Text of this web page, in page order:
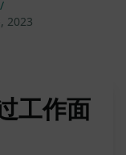
/
2023
工作面